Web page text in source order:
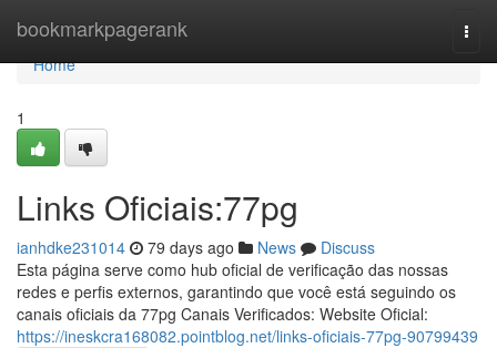
bookmarkpagerank
Home
Home
1
Links Oficiais:77pg
ianhdke231014 79 days ago News
Discuss
Esta página serve como hub oficial de verificação das nossas
redes e perfis externos, garantindo que você está seguindo os
canais oficiais da 77pg Canais Verificados: Website Oficial:
https://ineskcra168082.pointblog.net/links-oficiais-77pg-90799439